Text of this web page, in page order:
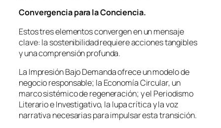
Convergencia para la Conciencia.
Estos tres elementos convergen en un mensaje
clave: la sostenibilidad requiere acciones tangibles
y una comprensión profunda.
La Impresión Bajo Demanda ofrece un modelo de
negocio responsable; la Economía Circular, un
marco sistémico de regeneración; y el Periodismo
Literario e Investigativo, la lupa crítica y la voz
narrativa necesarias para impulsar esta transición.